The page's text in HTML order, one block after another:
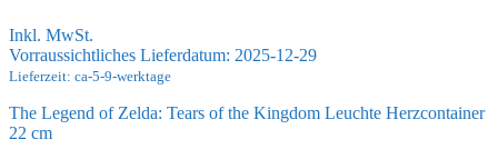
war:
32,99 €
ist:
Inkl. MwSt.
Vorraussichtliches Lieferdatum: 2025-12-29
Lieferzeit: ca-5-9-werktage
The Legend of Zelda: Tears of the Kingdom Leuchte Herzcontainer
22 cm